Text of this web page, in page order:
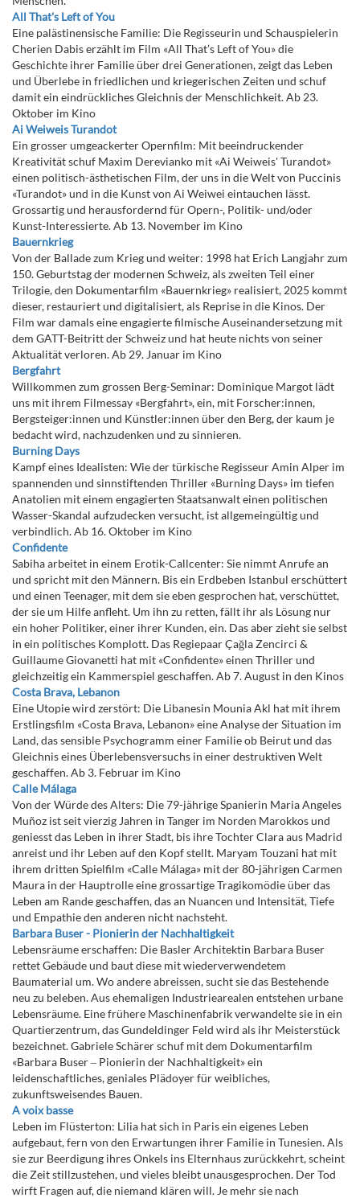
All That's Left of You
Eine palästinensische Familie: Die Regisseurin und Schauspielerin
Cherien Dabis erzählt im Film «All That’s Left of You» die
Geschichte ihrer Familie über drei Generationen, zeigt das Leben
und Überlebe in friedlichen und kriegerischen Zeiten und schuf
damit ein eindrückliches Gleichnis der Menschlichkeit. Ab 23.
Oktober im Kino
Ai Weiweis Turandot
Ein grosser umgeackerter Opernfilm: Mit beeindruckender
Kreativität schuf Maxim Derevianko mit «Ai Weiweis' Turandot»
einen politisch-ästhetischen Film, der uns in die Welt von Puccinis
«Turandot» und in die Kunst von Ai Weiwei eintauchen lässt.
Grossartig und herausfordernd für Opern-, Politik- und/oder
Kunst-Interessierte. Ab 13. November im Kino
Bauernkrieg
Von der Ballade zum Krieg und weiter: 1998 hat Erich Langjahr zum
150. Geburtstag der modernen Schweiz, als zweiten Teil einer
Trilogie, den Dokumentarfilm «Bauernkrieg» realisiert, 2025 kommt
dieser, restauriert und digitalisiert, als Reprise in die Kinos. Der
Film war damals eine engagierte filmische Auseinandersetzung mit
dem GATT-Beitritt der Schweiz und hat heute nichts von seiner
Aktualität verloren. Ab 29. Januar im Kino
Bergfahrt
Willkommen zum grossen Berg-Seminar: Dominique Margot lädt
uns mit ihrem Filmessay «Bergfahrt», ein, mit Forscher:innen,
Bergsteiger:innen und Künstler:innen über den Berg, der kaum je
bedacht wird, nachzudenken und zu sinnieren.
Burning Days
Kampf eines Idealisten: Wie der türkische Regisseur Amin Alper im
spannenden und sinnstiftenden Thriller «Burning Days» im tiefen
Anatolien mit einem engagierten Staatsanwalt einen politischen
Wasser-Skandal aufzudecken versucht, ist allgemeingültig und
verbindlich. Ab 16. Oktober im Kino
Confidente
Sabiha arbeitet in einem Erotik-Callcenter: Sie nimmt Anrufe an
und spricht mit den Männern. Bis ein Erdbeben Istanbul erschüttert
und einen Teenager, mit dem sie eben gesprochen hat, verschüttet,
der sie um Hilfe anfleht. Um ihn zu retten, fällt ihr als Lösung nur
ein hoher Politiker, einer ihrer Kunden, ein. Das aber zieht sie selbst
in ein politisches Komplott. Das Regiepaar Çağla Zencirci &
Guillaume Giovanetti hat mit «Confidente» einen Thriller und
gleichzeitig ein Kammerspiel geschaffen. Ab 7. August in den Kinos
Costa Brava, Lebanon
Eine Utopie wird zerstört: Die Libanesin Mounia Akl hat mit ihrem
Erstlingsfilm «Costa Brava, Lebanon» eine Analyse der Situation im
Land, das sensible Psychogramm einer Familie ob Beirut und das
Gleichnis eines Überlebensversuchs in einer destruktiven Welt
geschaffen. Ab 3. Februar im Kino
Calle Málaga
Von der Würde des Alters: Die 79-jährige Spanierin Maria Angeles
Muñoz ist seit vierzig Jahren in Tanger im Norden Marokkos und
geniesst das Leben in ihrer Stadt, bis ihre Tochter Clara aus Madrid
anreist und ihr Leben auf den Kopf stellt. Maryam Touzani hat mit
ihrem dritten Spielfilm «Calle Málaga» mit der 80-jährigen Carmen
Maura in der Hauptrolle eine grossartige Tragikomödie über das
Leben am Rande geschaffen, das an Nuancen und Intensität, Tiefe
und Empathie den anderen nicht nachsteht.
Barbara Buser - Pionierin der Nachhaltigkeit
Lebensräume erschaffen: Die Basler Architektin Barbara Buser
rettet Gebäude und baut diese mit wiederverwendetem
Baumaterial um. Wo andere abreissen, sucht sie das Bestehende
neu zu beleben. Aus ehemaligen Industriearealen entstehen urbane
Lebensräume. Eine frühere Maschinenfabrik verwandelte sie in ein
Quartierzentrum, das Gundeldinger Feld wird als ihr Meisterstück
bezeichnet. Gabriele Schärer schuf mit dem Dokumentarfilm
«Barbara Buser ‒ Pionierin der Nachhaltigkeit» ein
leidenschaftliches, geniales Plädoyer für weibliches,
zukunftsweisendes Bauen.
A voix basse
Leben im Flüsterton: Lilia hat sich in Paris ein eigenes Leben
aufgebaut, fern von den Erwartungen ihrer Familie in Tunesien. Als
sie zur Beerdigung ihres Onkels ins Elternhaus zurückkehrt, scheint
die Zeit stillzustehen, und vieles bleibt unausgesprochen. Der Tod
wirft Fragen auf, die niemand klären will. Je mehr sie nach